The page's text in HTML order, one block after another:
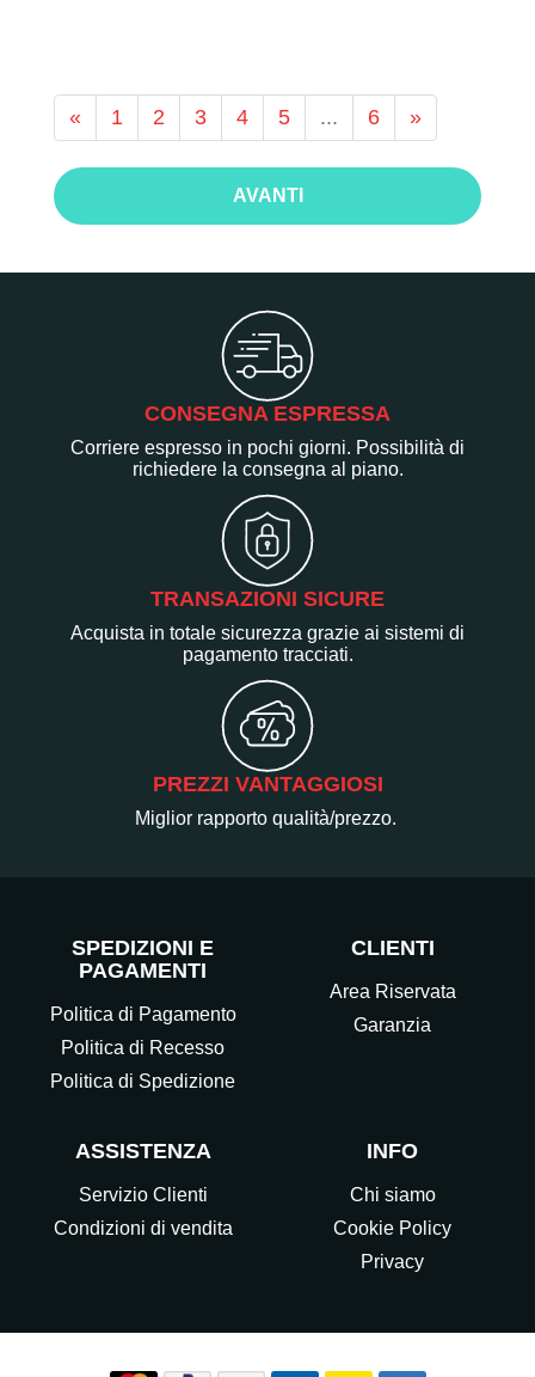
« 1 2 3 4 5 ... 6 »
AVANTI
CONSEGNA ESPRESSA
Corriere espresso in pochi giorni. Possibilità di
richiedere la consegna al piano.
TRANSAZIONI SICURE
Acquista in totale sicurezza grazie ai sistemi di
pagamento tracciati.
PREZZI VANTAGGIOSI
Miglior rapporto qualità/prezzo.
SPEDIZIONI E
PAGAMENTI
Politica di Pagamento
Politica di Recesso
Politica di Spedizione
CLIENTI
Area Riservata
Garanzia
ASSISTENZA
Servizio Clienti
Condizioni di vendita
INFO
Chi siamo
Cookie Policy
Privacy